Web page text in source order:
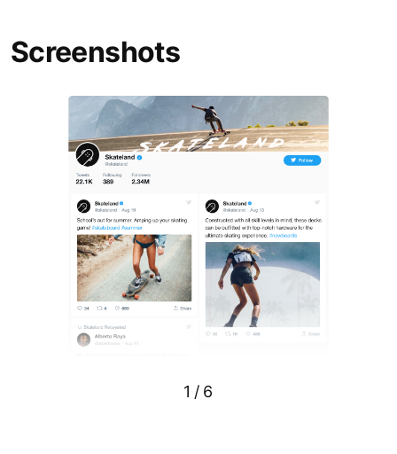
Screenshots
1 / 6